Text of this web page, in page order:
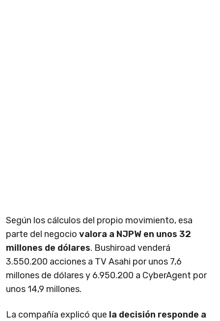
Según los cálculos del propio movimiento, esa
parte del negocio valora a NJPW en unos 32
millones de dólares. Bushiroad venderá
3.550.200 acciones a TV Asahi por unos 7,6
millones de dólares y 6.950.200 a CyberAgent por
unos 14,9 millones.
La compañía explicó que la decisión responde a